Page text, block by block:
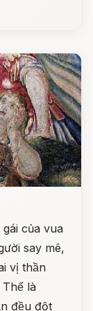
của vua
say mê,
vị thần
là
đều đột